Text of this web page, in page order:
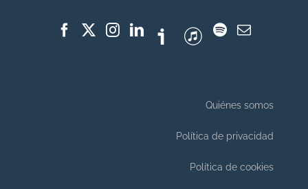
Quiénes somos
Política de privacidad
Política de cookies